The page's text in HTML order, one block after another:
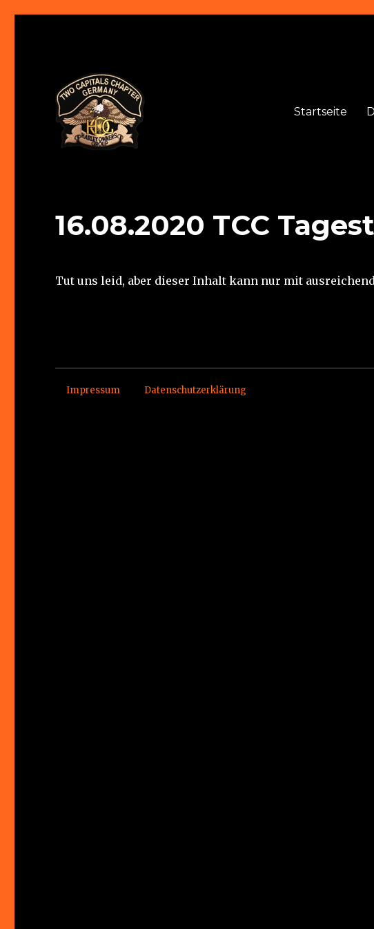
Startseite
16.08.2020 TCC
Tut uns leid, aber dieser Inhalt kann nur mit
Impressum Datenschutzerklärung